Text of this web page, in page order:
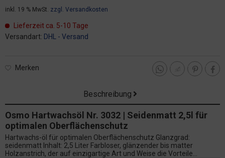
inkl. 19 % MwSt. zzgl. Versandkosten
Lieferzeit ca. 5-10 Tage
Versandart: DHL - Versand
Merken
Beschreibung
Osmo Hartwachsöl Nr. 3032 | Seidenmatt 2,5l für
optimalen Oberflächenschutz
Hartwachs-öl für optimalen Oberflächenschutz Glanzgrad:
seidenmatt Inhalt: 2,5 Liter Farbloser, glänzender bis matter
Holzanstrich, der auf einzigartige Art und Weise die Vorteile...